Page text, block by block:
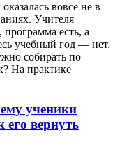
вовсе не в
Учителя
программа есть, а
учебный год — нет.
собирать по
На практике
ученики
его вернуть